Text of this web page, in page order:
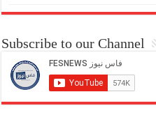
Subscribe to our Channel